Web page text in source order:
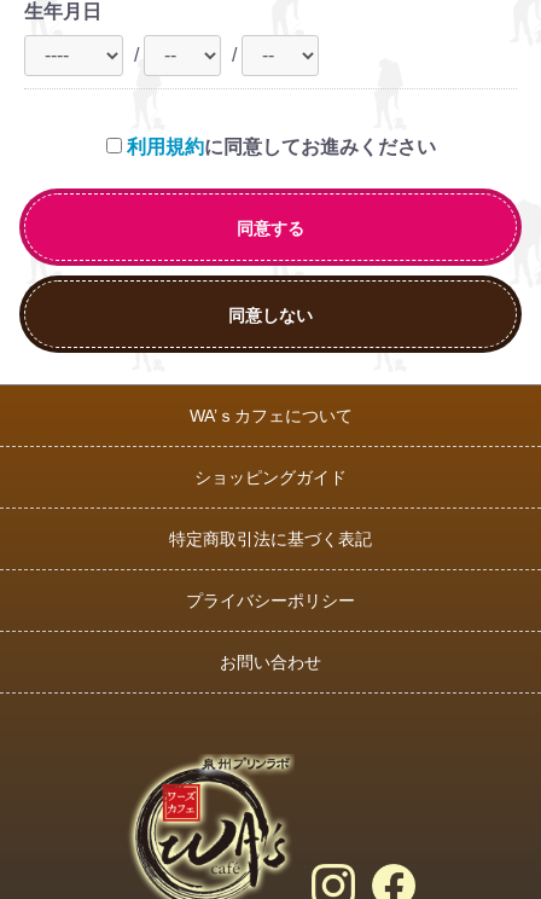
生年月日
/ /
利用規約に同意してお進みください
同意する
同意しない
WA’ｓカフェについて
ショッピングガイド
特定商取引法に基づく表記
プライバシーポリシー
お問い合わせ